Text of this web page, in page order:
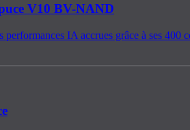
V10 BV-NAND
IA accrues grâce à ses 400